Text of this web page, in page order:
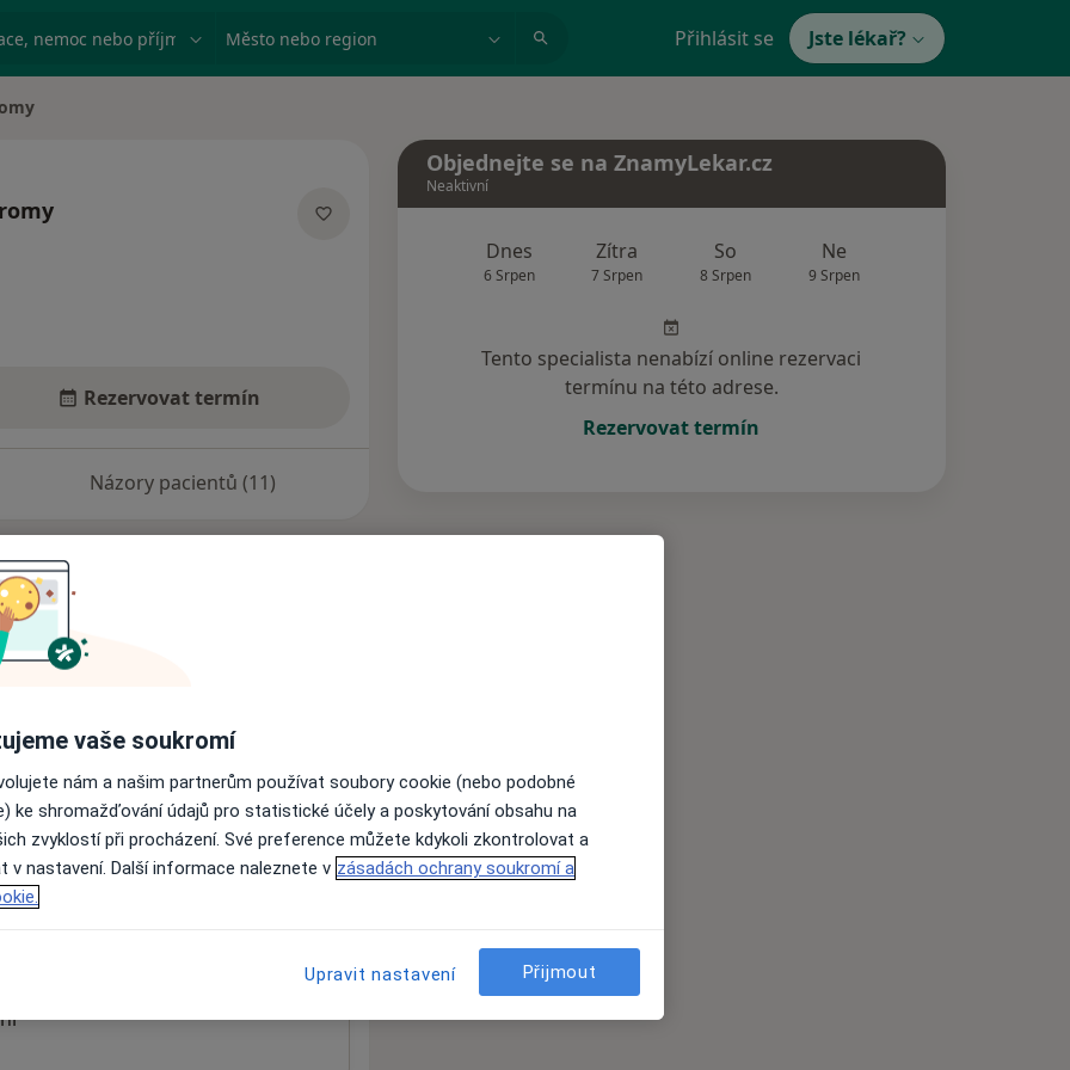
nemoc nebo příjmení Město nebo region Přihlásit se Jste lékař?
Rezervovat termín
Názory pacientů (11)
nejsou k dispozici
informace o svých službách.
Objednejte se na ZnamyLekar.cz
Neaktivní
Dnes
6 Srpen
Zítra
7 Srpen
So
8 Srpen
Ne
9 Srpen
Tento specialista nenabízí online rezervaci
termínu na této adrese.
Rezervovat termín
vaše soukromí
nám a našim partnerům používat soubory cookie (nebo podobné
ke shromažďování údajů pro statistické účely a poskytování obsahu na
zvyklostí při procházení. Své preference můžete kdykoli zkontrolovat a
v nastavení. Další informace naleznete v zásadách ochrany soukromí a
Upravit nastavení Přijmout